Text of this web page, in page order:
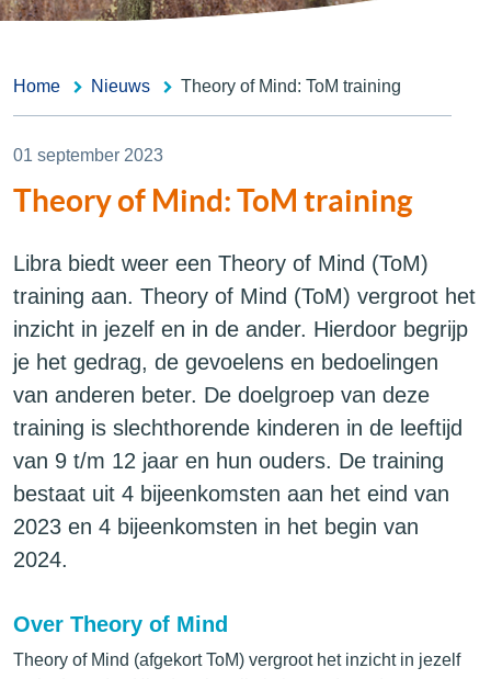
Home Nieuws Theory of Mind: ToM training
01 september 2023
Theory of Mind: ToM training
Libra biedt weer een Theory of Mind (ToM)
training aan. Theory of Mind (ToM) vergroot het
inzicht in jezelf en in de ander. Hierdoor begrijp
je het gedrag, de gevoelens en bedoelingen
van anderen beter. De doelgroep van deze
training is slechthorende kinderen in de leeftijd
van 9 t/m 12 jaar en hun ouders. De training
bestaat uit 4 bijeenkomsten aan het eind van
2023 en 4 bijeenkomsten in het begin van
2024.
Over Theory of Mind
Theory of Mind (afgekort ToM) vergroot het inzicht in jezelf